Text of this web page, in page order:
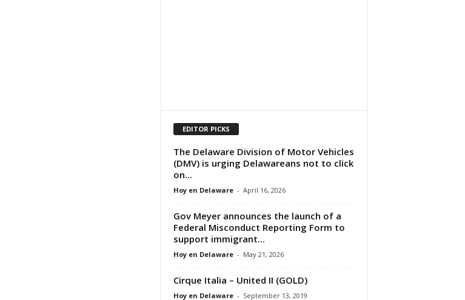
EDITOR PICKS
The Delaware Division of Motor Vehicles
(DMV) is urging Delawareans not to click
on...
Hoy en Delaware - April 16, 2026
Gov Meyer announces the launch of a
Federal Misconduct Reporting Form to
support immigrant...
Hoy en Delaware - May 21, 2026
Cirque Italia – United II (GOLD)
Hoy en Delaware - September 13, 2019